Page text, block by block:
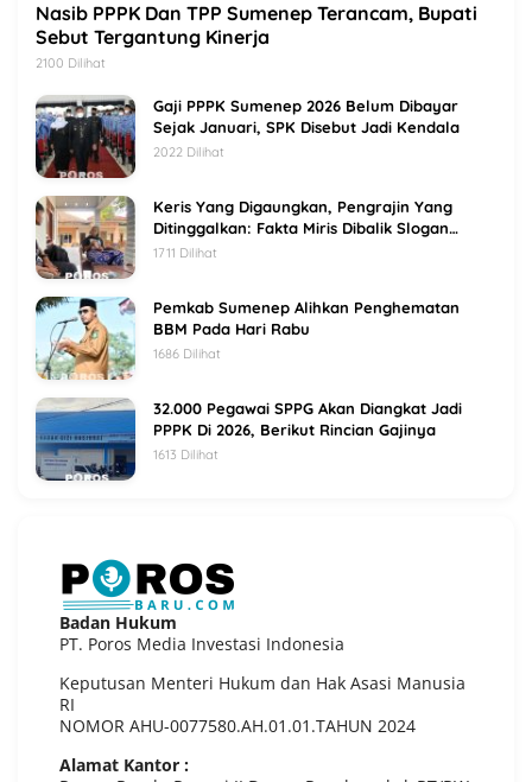
Nasib PPPK Dan TPP Sumenep Terancam, Bupati
Sebut Tergantung Kinerja
2100 Dilihat
Gaji PPPK Sumenep 2026 Belum Dibayar
Sejak Januari, SPK Disebut Jadi Kendala
2022 Dilihat
Keris Yang Digaungkan, Pengrajin Yang
Ditinggalkan: Fakta Miris Dibalik Slogan
Sumenep Kota Keris
1711 Dilihat
Pemkab Sumenep Alihkan Penghematan
BBM Pada Hari Rabu
1686 Dilihat
32.000 Pegawai SPPG Akan Diangkat Jadi
PPPK Di 2026, Berikut Rincian Gajinya
1613 Dilihat
Badan Hukum
PT. Poros Media Investasi Indonesia
Keputusan Menteri Hukum dan Hak Asasi Manusia
RI
NOMOR AHU-0077580.AH.01.01.TAHUN 2024
Alamat Kantor :